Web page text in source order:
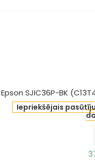
Epson SJIC36P-BK
Iepriekšējais